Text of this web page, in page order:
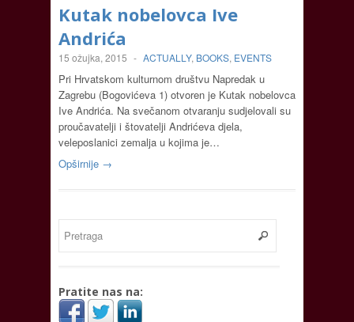
Kutak nobelovca Ive
Andrića
15 ožujka, 2015 - ACTUALLY, BOOKS, EVENTS
Pri Hrvatskom kulturnom društvu Napredak u
Zagrebu (Bogovićeva 1) otvoren je Kutak nobelovca
Ive Andrića. Na svečanom otvaranju sudjelovali su
proučavatelji i štovatelji Andrićeva djela,
veleposlanici zemalja u kojima je…
Opširnije →
Pratite nas na: